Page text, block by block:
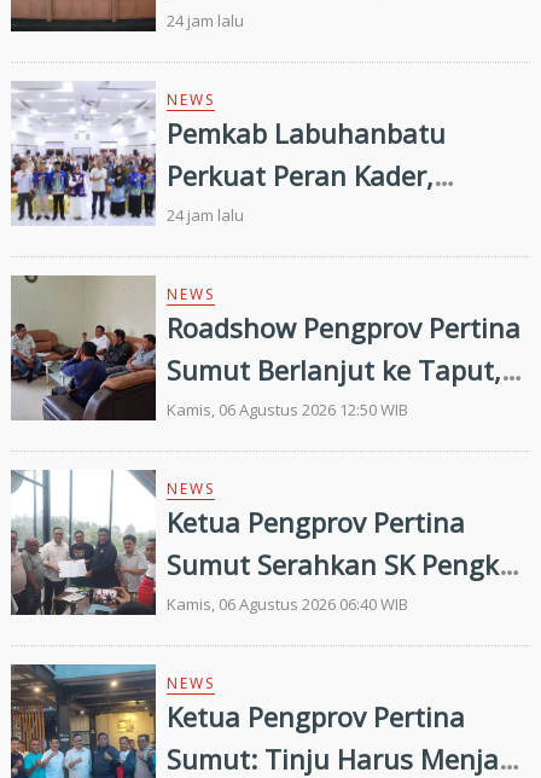
Merawat Kerukunan di Era
Digital
24 jam lalu
NEWS
Pemkab Labuhanbatu
Perkuat Peran Kader,
Efektivitas Penurunan
Stunting Masih Menjadi
Tantangan Bersama
24 jam lalu
NEWS
Roadshow Pengprov Pertina
Sumut Berlanjut ke Taput,
Pengkab Siap Dukung
Pembinaan dan Targetkan
Prestasi di Porprovsu 2026
Kamis, 06 Agustus 2026 12:50 WIB
NEWS
Ketua Pengprov Pertina
Sumut Serahkan SK Pengkab
Pertina Madina Periode
2026–2030
Kamis, 06 Agustus 2026 06:40 WIB
NEWS
Ketua Pengprov Pertina
Sumut: Tinju Harus Menjadi